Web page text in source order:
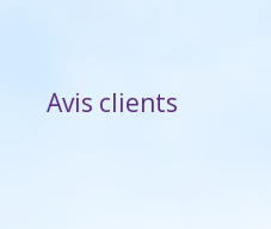
Avis clients